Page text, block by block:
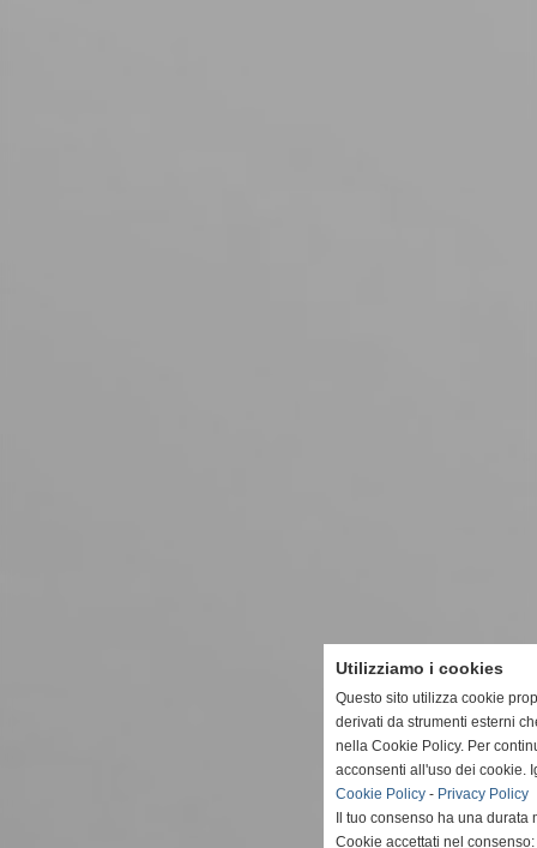
Utilizziamo i cookies
Questo sito utilizza cookie
derivati da strumenti esterni
nella Cookie Policy. Per
acconsenti all'uso dei cookie.
Cookie Policy - Privacy Policy
Il tuo consenso ha una durata
Cookie accettati nel